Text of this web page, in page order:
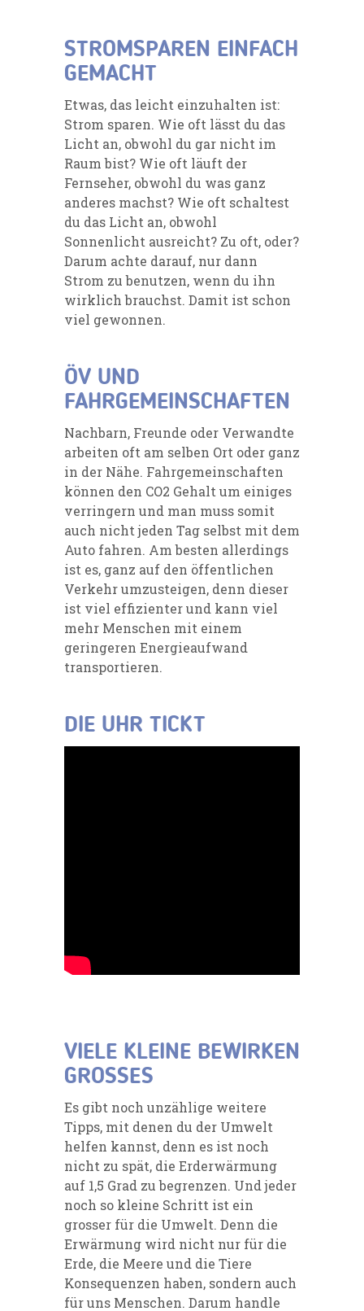
STROMSPAREN EINFACH
GEMACHT
Etwas, das leicht einzuhalten ist:
Strom sparen. Wie oft lässt du das
Licht an, obwohl du gar nicht im
Raum bist? Wie oft läuft der
Fernseher, obwohl du was ganz
anderes machst? Wie oft schaltest
du das Licht an, obwohl
Sonnenlicht ausreicht? Zu oft, oder?
Darum achte darauf, nur dann
Strom zu benutzen, wenn du ihn
wirklich brauchst. Damit ist schon
viel gewonnen.
ÖV UND
FAHRGEMEINSCHAFTEN
Nachbarn, Freunde oder Verwandte
arbeiten oft am selben Ort oder ganz
in der Nähe. Fahrgemeinschaften
können den CO2 Gehalt um einiges
verringern und man muss somit
auch nicht jeden Tag selbst mit dem
Auto fahren. Am besten allerdings
ist es, ganz auf den öffentlichen
Verkehr umzusteigen, denn dieser
ist viel effizienter und kann viel
mehr Menschen mit einem
geringeren Energieaufwand
transportieren.
DIE UHR TICKT
VIELE KLEINE BEWIRKEN
GROSSES
Es gibt noch unzählige weitere
Tipps, mit denen du der Umwelt
helfen kannst, denn es ist noch
nicht zu spät, die Erderwärmung
auf 1,5 Grad zu begrenzen. Und jeder
noch so kleine Schritt ist ein
grosser für die Umwelt. Denn die
Erwärmung wird nicht nur für die
Erde, die Meere und die Tiere
Konsequenzen haben, sondern auch
für uns Menschen. Darum handle